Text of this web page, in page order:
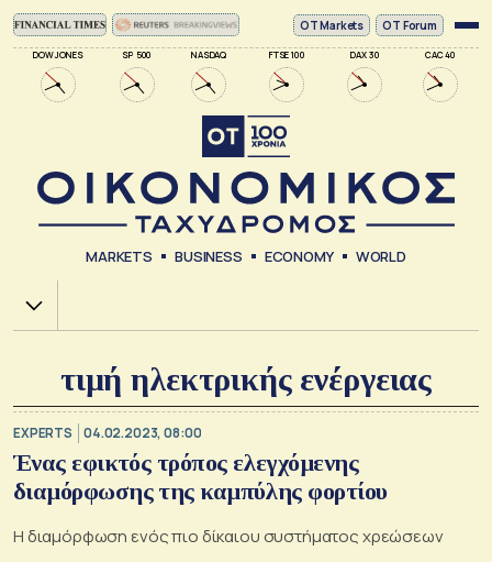
DOW JONES SP 500 NASDAQ FTSE 100 DAX 30 CAC 40
ΟΤ Markets OT Forum
MARKETS BUSINESS ECONOMY WORLD
Χ.Α.
τιμή ηλεκτρικής ενέργειας
EXPERTS 04.02.2023, 08:00
Ένας εφικτός τρόπος ελεγχόμενης
διαμόρφωσης της καμπύλης φορτίου
H διαμόρφωση ενός πιο δίκαιου συστήματος χρεώσεων